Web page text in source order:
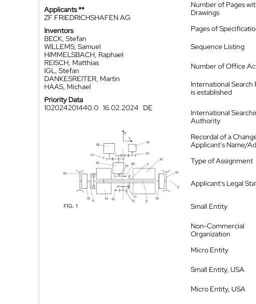
Applicants **
ZF FRIEDRICHSHAFEN AG
Inventors
BECK, Stefan
WILLEMS, Samuel
HIMMELSBACH, Raphael
REISCH, Matthias
IGL, Stefan
DANKESREITER, Martin
HAAS, Michael
Priority Data
102024201440.0 16.02.2024 DE
Number of Pages
Drawings
Pages of
Sequence Listing
Number of Office
International Search
is established
International
Authority
Recordal of a
Applicant's Name/
Type of Assignment
Applicant's Legal
Small Entity
Non-Commercial
Organization
Micro Entity
Small Entity, USA
Micro Entity, USA